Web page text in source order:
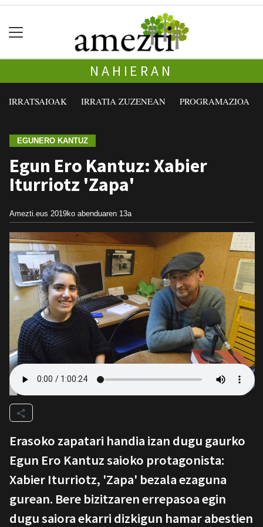
NAHIERAN
IRRATSAIOAK IRRATIA ZUZENEAN PROGRAMAZIOA
EGUNERO KANTUZ
Egun Ero Kantuz: Xabier
Iturriotz 'Zapa'
Amezti.eus 2019ko abenduaren 13a
Erasoko zapatari handia izan dugu gaurko
Egun Ero Kantuz saioko protagonista:
Xabier Iturriotz, 'Zapa' bezala ezaguna
gurean. Bere bizitzaren errepasoa egin
dugu saiora ekarri dizkigun hamar abestien